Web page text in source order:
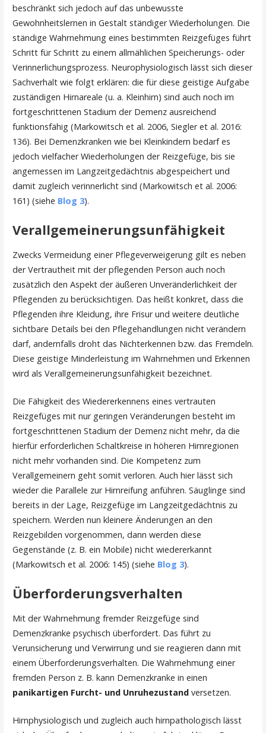
beschränkt sich jedoch auf das unbewusste
Gewohnheitslernen in Gestalt ständiger Wiederholungen. Die
ständige Wahrnehmung eines bestimmten Reizgefüges führt
Schritt für Schritt zu einem allmählichen Speicherungs- oder
Verinnerlichungsprozess. Neurophysiologisch lässt sich dieser
Sachverhalt wie folgt erklären: die für diese geistige Aufgabe
zuständigen Hirnareale (u. a. Kleinhirn) sind auch noch im
fortgeschrittenen Stadium der Demenz ausreichend
funktionsfähig (Markowitsch et al. 2006, Siegler et al. 2016:
136). Bei Demenzkranken wie bei Kleinkindern bedarf es
jedoch vielfacher Wiederholungen der Reizgefüge, bis sie
angemessen im Langzeitgedächtnis abgespeichert und
damit zugleich verinnerlicht sind (Markowitsch et al. 2006:
161) (siehe Blog 3).
Verallgemeinerungsunfähigkeit
Zwecks Vermeidung einer Pflegeverweigerung gilt es neben
der Vertrautheit mit der pflegenden Person auch noch
zusätzlich den Aspekt der äußeren Unveränderlichkeit der
Pflegenden zu berücksichtigen. Das heißt konkret, dass die
Pflegenden ihre Kleidung, ihre Frisur und weitere deutliche
sichtbare Details bei den Pflegehandlungen nicht verändern
darf, andernfalls droht das Nichterkennen bzw. das Fremdeln.
Diese geistige Minderleistung im Wahrnehmen und Erkennen
wird als Verallgemeinerungsunfähigkeit bezeichnet.
Die Fähigkeit des Wiedererkennens eines vertrauten
Reizgefüges mit nur geringen Veränderungen besteht im
fortgeschrittenen Stadium der Demenz nicht mehr, da die
hierfür erforderlichen Schaltkreise in höheren Hirnregionen
nicht mehr vorhanden sind. Die Kompetenz zum
Verallgemeinern geht somit verloren. Auch hier lässt sich
wieder die Parallele zur Hirnreifung anführen. Säuglinge sind
bereits in der Lage, Reizgefüge im Langzeitgedächtnis zu
speichern. Werden nun kleinere Änderungen an den
Reizgebilden vorgenommen, dann werden diese
Gegenstände (z. B. ein Mobile) nicht wiedererkannt
(Markowitsch et al. 2006: 145) (siehe Blog 3).
Überforderungsverhalten
Mit der Wahrnehmung fremder Reizgefüge sind
Demenzkranke psychisch überfordert. Das führt zu
Verunsicherung und Verwirrung und sie reagieren dann mit
einem Überforderungsverhalten. Die Wahrnehmung einer
fremden Person z. B. kann Demenzkranke in einen
panikartigen Furcht- und Unruhezustandversetzen.
Hirnphysiologisch und zugleich auch hirnpathologisch lässt